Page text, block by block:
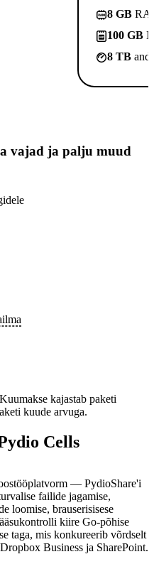
8 GB
100 GB
8 TB
vajad ja palju muud
kajastab paketi
kuude arvuga.
Cells
— PydioShare'i
failide jagamise,
loomise, brauserisisese
kiire Go-põhise
taga, mis konkureerib võrdselt
Business ja SharePoint.